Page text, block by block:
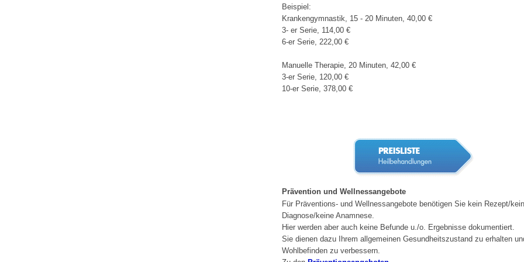
Beispiel:
Krankengymnastik, 15 - 20 Minuten, 40,00 €
3- er Serie, 114,00 €
6-er Serie, 222,00 €
Manuelle Therapie, 20 Minuten, 42,00 €
3-er Serie, 120,00 €
10-er Serie, 378,00 €
Prävention und Wellnessangebote
Für Präventions- und Wellnessangebote benötigen Sie kein Rezept/
Diagnose/keine Anamnese.
Hier werden aber auch keine Befunde u./o. Ergebnisse dokumentiert.
Sie dienen dazu Ihrem allgemeinen Gesundheitszustand zu erhalten
Wohlbefinden zu verbessern.